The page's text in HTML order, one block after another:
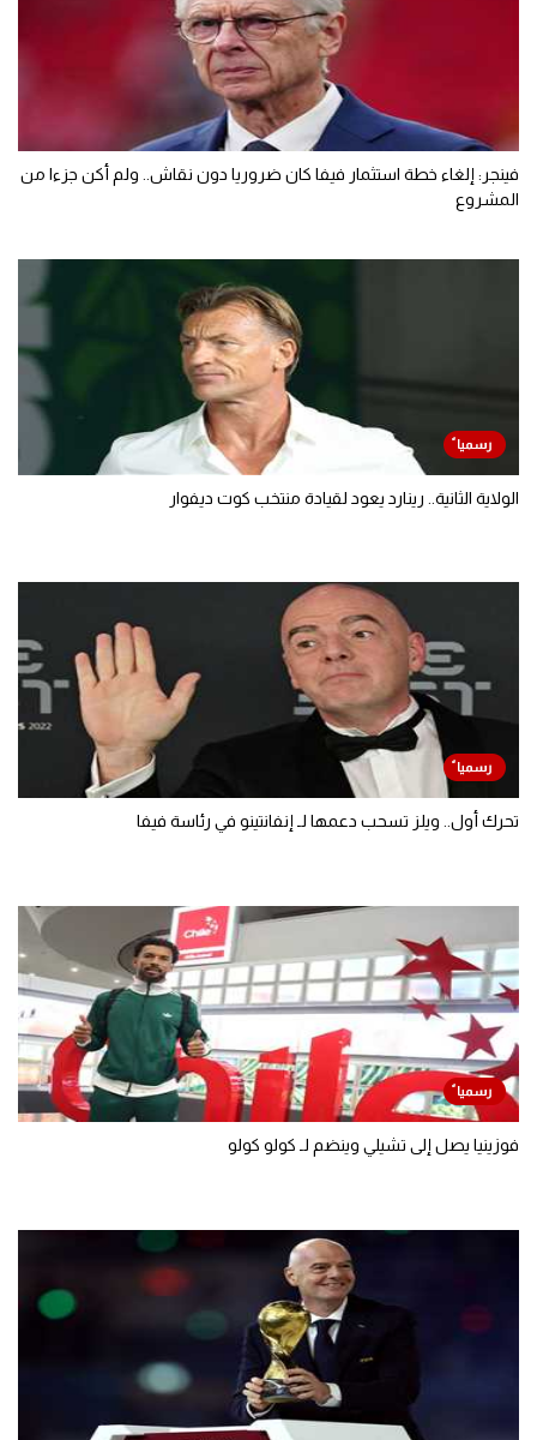
فينجر: إلغاء خطة استثمار فيفا كان ضروريا دون نقاش.. ولم أكن جزءا من
المشروع
الولاية الثانية.. رينارد يعود لقيادة منتخب كوت ديفوار
تحرك أول.. ويلز تسحب دعمها لـ إنفانتينو في رئاسة فيفا
فوزينيا يصل إلى تشيلي وينضم لـ كولو كولو